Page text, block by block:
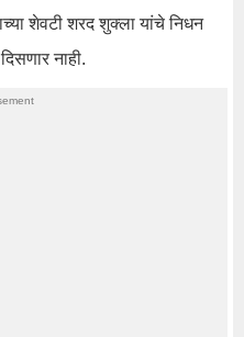
शेवटी शरद शुक्ला यांचे निधन
नाही.